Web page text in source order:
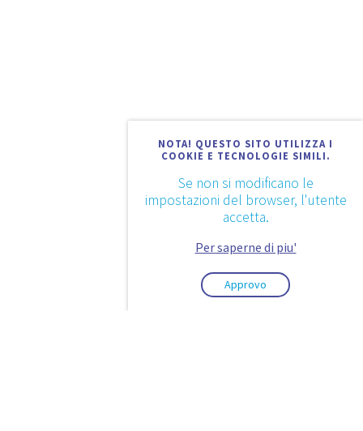
NOTA! QUESTO SITO UTILIZZA I
COOKIE E TECNOLOGIE SIMILI.
Se non si modificano le
impostazioni del browser, l'utente
accetta.
Per saperne di piu'
Approvo